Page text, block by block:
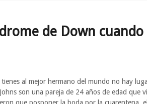
de Down
al mejor hermano del mundo no hay
son una pareja de 24 años de edad que